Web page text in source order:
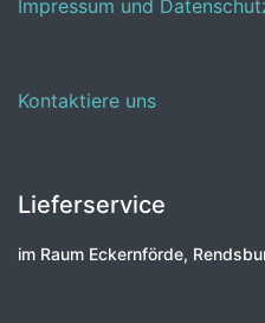
Impressum und
Kontaktiere uns
Lieferservice
im Raum Eckernförde,